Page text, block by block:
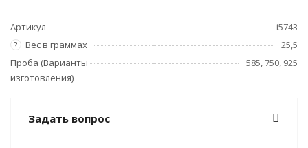
Артикул i5743
? Вес в граммах
25,5
Проба (Варианты
изготовления)
585, 750, 925
Задать вопрос